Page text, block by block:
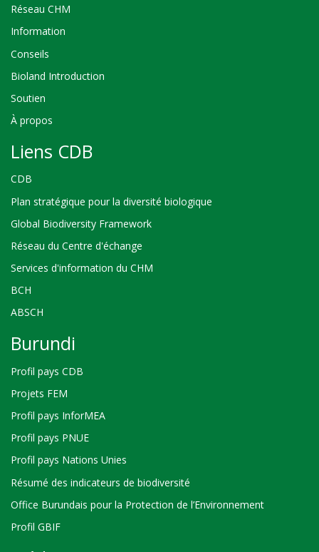
Réseau CHM
Information
Conseils
Bioland Introduction
Soutien
À propos
Liens CDB
CDB
Plan stratégique pour la diversité biologique
Global Biodiversity Framework
Réseau du Centre d'échange
Services d'information du CHM
BCH
ABSCH
Burundi
Profil pays CDB
Projets FEM
Profil pays InforMEA
Profil pays PNUE
Profil pays Nations Unies
Résumé des indicateurs de biodiversité
Office Burundais pour la Protection de l’Environnement
Profil GBIF